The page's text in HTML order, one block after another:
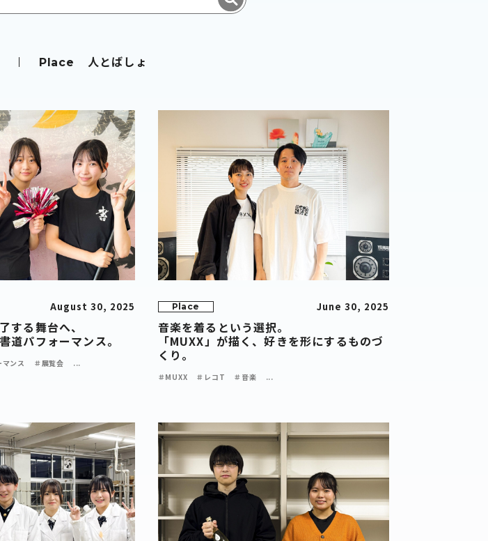
Place 人とばしょ
August 30, 2025
する舞台へ、
道パフォーマンス。
ンス ＃展覧会 ...
Place June 30, 2025
音楽を着るという選択。
「MUXX」が描く、好きを形にするものづ
くり。
＃MUXX ＃レコT ＃音楽 ...